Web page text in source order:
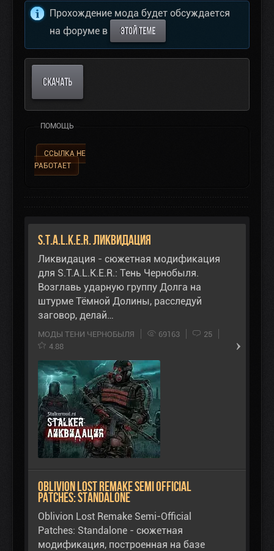
Прохождение мода будет обсуждается
на форуме в
ЭТОЙ ТЕМЕ
СКАЧАТЬ
ПОМОЩЬ
ССЫЛКА НЕ
РАБОТАЕТ
S.T.A.L.K.E.R. Ликвидация
Ликвидация - сюжетная модификация
для S.T.A.L.K.E.R.: Тень Чернобыля.
Возглавь ударную группу Долга на
штурме Тёмной Долины, расследуй
заговор, делай…
МОДЫ ТЕНИ ЧЕРНОБЫЛЯ 69163
25
4.88
Oblivion Lost Remake Semi Official
Patches: Standalone
Oblivion Lost Remake Semi-Official
Patches: Standalone - сюжетная
модификация, построенная на базе